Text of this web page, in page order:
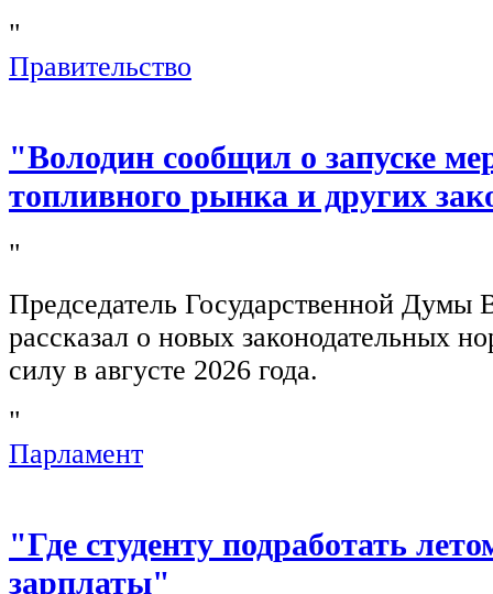
"
Правительство
"Володин сообщил о запуске
топливного рынка и других
"
Председатель Государственной Думы
рассказал о новых законодательных
силу в августе 2026 года.
"
Парламент
"Где студенту подработать
зарплаты"